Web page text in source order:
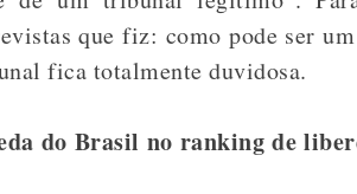
que fiz: como pode ser
fica totalmente duvidosa.
do Brasil no ranking de